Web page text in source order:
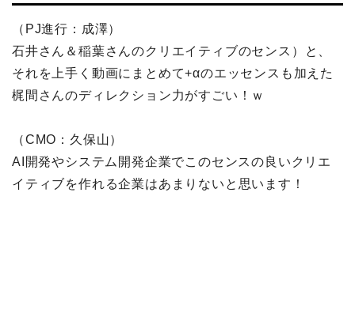
（PJ進行：成澤）
石井さん＆稲葉さんのクリエイティブのセンス）と、
それを上手く動画にまとめて+αのエッセンスも加えた
梶間さんのディレクション力がすごい！ｗ
（CMO：久保山）
AI開発やシステム開発企業でこのセンスの良いクリエ
イティブを作れる企業はあまりないと思います！